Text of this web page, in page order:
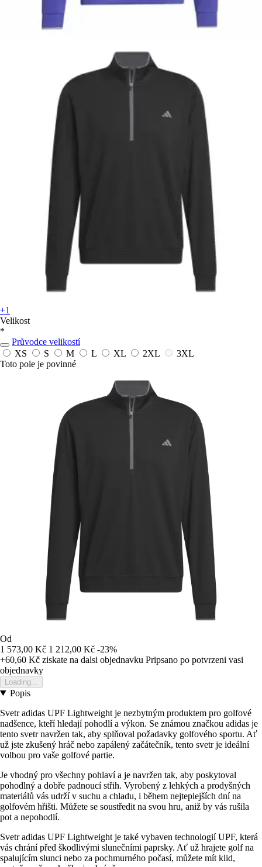
+1
Velikost
*
Průvodce velikostí
XS
S M L XL 2XL
3XL
Toto pole je povinné
Od
1 573,00 Kč 1 212,00 Kč -23%
+60,60 Kč ziskate na dalsi objednavku Pripsano po potvrzeni vasi
objednavky
Loading...
Popis
Svetr adidas UPF Lightweight je nezbytným produktem pro golfové
nadšence, kteří hledají pohodlí a výkon. Se známou značkou adidas je
tento svetr navržen tak, aby splňoval požadavky golfového sportu. Ať
už jste zkušený hráč nebo zapálený začátečník, tento svetr je ideální
volbou pro vaše golfové partie.
Je vhodný pro všechny pohlaví a je navržen tak, aby poskytoval
pohodlný a dobře padnoucí střih. Vyrobený z lehkých a prodyšných
materiálů vás udrží v suchu a chladu, i během nejteplejších dní na
golfovém hřišti. Můžete se soustředit na svou hru, aniž by vás rušila
pot a nepohodlí.
Svetr adidas UPF Lightweight je také vybaven technologií UPF, která
vás chrání před škodlivými slunečními paprsky. Ať už hrajete golf na
spalujícím slunci nebo za pochmurného počasí, můžete mít klid,